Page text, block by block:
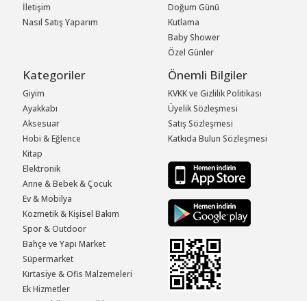
İletişim
Nasıl Satış Yaparım
Doğum Günü
Kutlama
Baby Shower
Özel Günler
Kategoriler
Giyim
Ayakkabı
Aksesuar
Hobi & Eğlence
Kitap
Elektronik
Anne & Bebek & Çocuk
Ev & Mobilya
Kozmetik & Kişisel Bakım
Spor & Outdoor
Bahçe ve Yapı Market
Süpermarket
Kırtasiye & Ofis Malzemeleri
Ek Hizmetler
Önemli Bilgiler
KVKK ve Gizlilik Politikası
Üyelik Sözleşmesi
Satış Sözleşmesi
Katkıda Bulun Sözleşmesi